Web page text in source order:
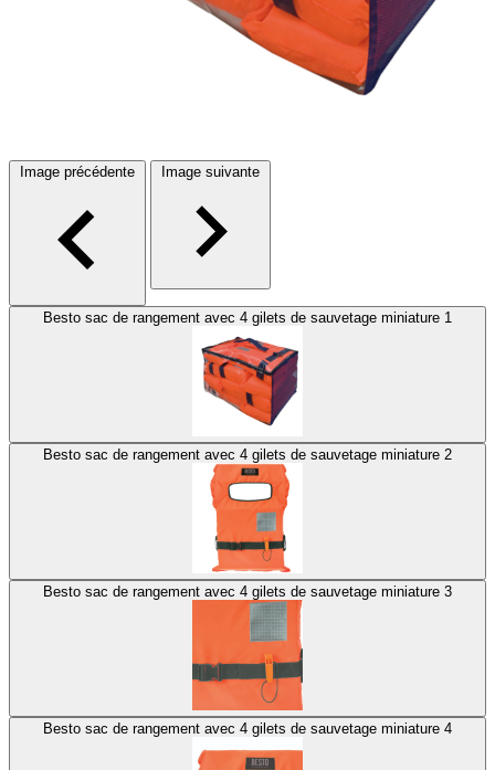
Image précédente Image suivante
Besto sac de rangement avec 4 gilets de sauvetage miniature 1
Besto sac de rangement avec 4 gilets de sauvetage miniature 2
Besto sac de rangement avec 4 gilets de sauvetage miniature 3
Besto sac de rangement avec 4 gilets de sauvetage miniature 4